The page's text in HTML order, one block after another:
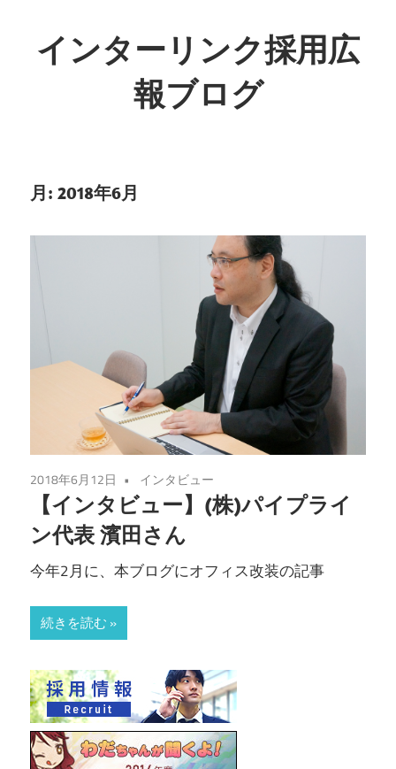
インターリンク採用広
報ブログ
月: 2018年6月
2018年6月12日 インタビュー
【インタビュー】(株)パイプライ
ン代表 濱田さん
今年2月に、本ブログにオフィス改装の記事
続きを読む